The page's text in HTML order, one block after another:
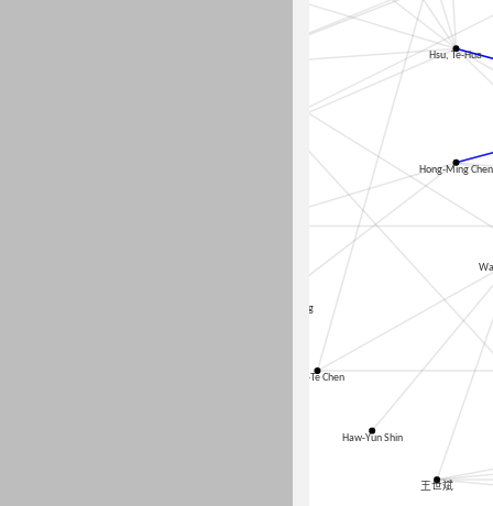
Hong-Ming Chen
Hsu, Te-Hua
王世斌
Haw-Yun Shin
Huang, Chih-Yang
Min-Te Chen